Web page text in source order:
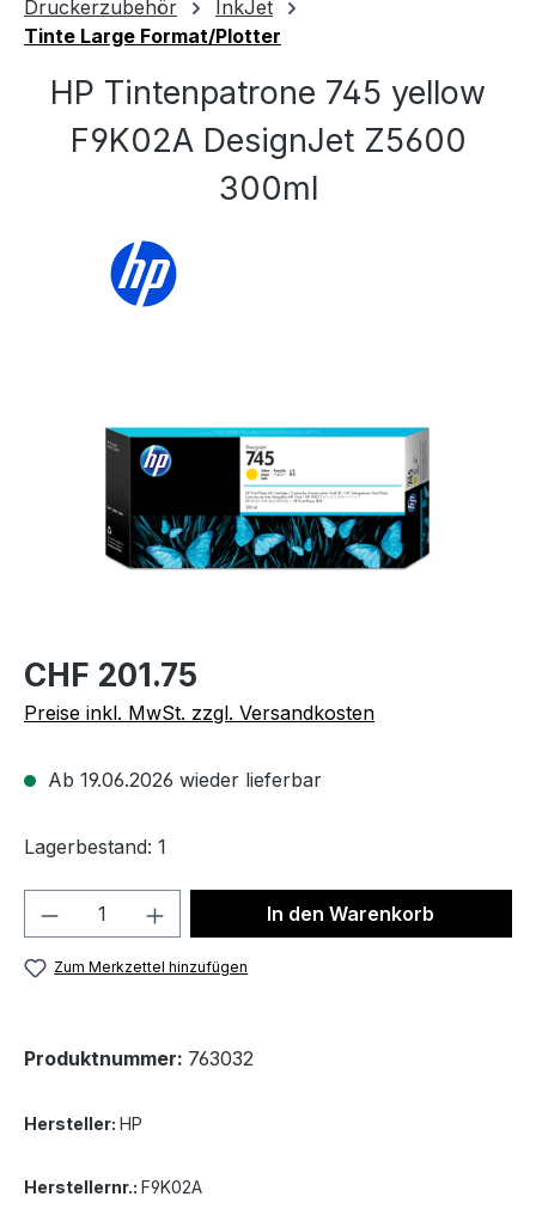
Druckerzubehör
InkJet
Tinte Large Format/Plotter
HP Tintenpatrone 745 yellow
F9K02A DesignJet Z5600
300ml
CHF 201.75
Preise inkl. MwSt. zzgl. Versandkosten
Ab 19.06.2026 wieder lieferbar
Lagerbestand: 1
Produkt Anzahl: Gib denIn den Warenkorb
Zum Merkzettel hinzufügen
Produktnummer: 763032
Hersteller: HP
Herstellernr.: F9K02A